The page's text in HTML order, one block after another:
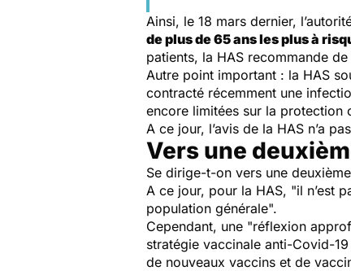
Ainsi, le 18 mars dernier,
de plus de 65 ans les plus à
patients, la HAS recommande
Autre point important : la HAS
contracté récemment une
encore limitées sur la protection
A ce jour, l’avis de la HAS n’a
Vers une
Se dirige-t-on vers une
A ce jour, pour la HAS, "il n’est
population générale".
Cependant, une "réflexion
stratégie vaccinale anti-Covid-
de nouveaux vaccins et de